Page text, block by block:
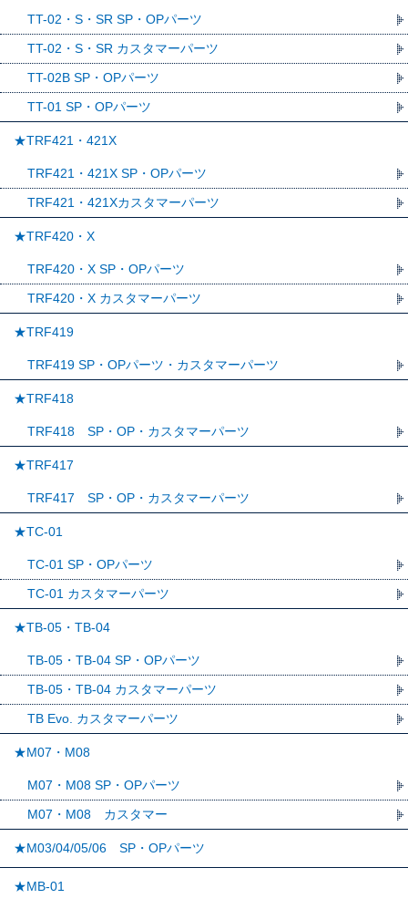
TT-02・S・SR SP・OPパーツ
TT-02・S・SR カスタマーパーツ
TT-02B SP・OPパーツ
TT-01 SP・OPパーツ
★TRF421・421X
TRF421・421X SP・OPパーツ
TRF421・421Xカスタマーパーツ
★TRF420・X
TRF420・X SP・OPパーツ
TRF420・X カスタマーパーツ
★TRF419
TRF419 SP・OPパーツ・カスタマーパーツ
★TRF418
TRF418 SP・OP・カスタマーパーツ
★TRF417
TRF417 SP・OP・カスタマーパーツ
★TC-01
TC-01 SP・OPパーツ
TC-01 カスタマーパーツ
★TB-05・TB-04
TB-05・TB-04 SP・OPパーツ
TB-05・TB-04 カスタマーパーツ
TB Evo. カスタマーパーツ
★M07・M08
M07・M08 SP・OPパーツ
M07・M08 カスタマー
★M03/04/05/06 SP・OPパーツ
★MB-01